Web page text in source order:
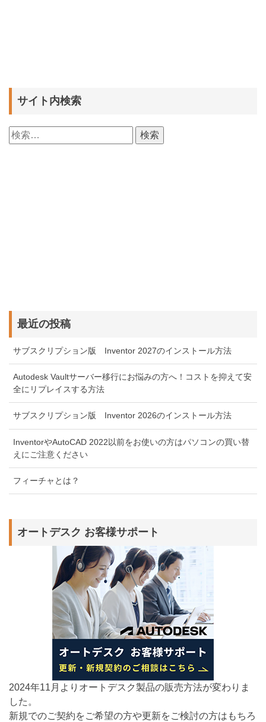
サイト内検索
検
索:
最近の投稿
サブスクリプション版 Inventor 2027のインストール方法
Autodesk Vaultサーバー移行にお悩みの方へ！コストを抑えて安
全にリプレイスする方法
サブスクリプション版 Inventor 2026のインストール方法
InventorやAutoCAD 2022以前をお使いの方はパソコンの買い替
えにご注意ください
フィーチャとは？
オートデスク お客様サポート
2024年11月よりオートデスク製品の販売方法が変わりま
した。
新規でのご契約をご希望の方や更新をご検討の方はもちろ